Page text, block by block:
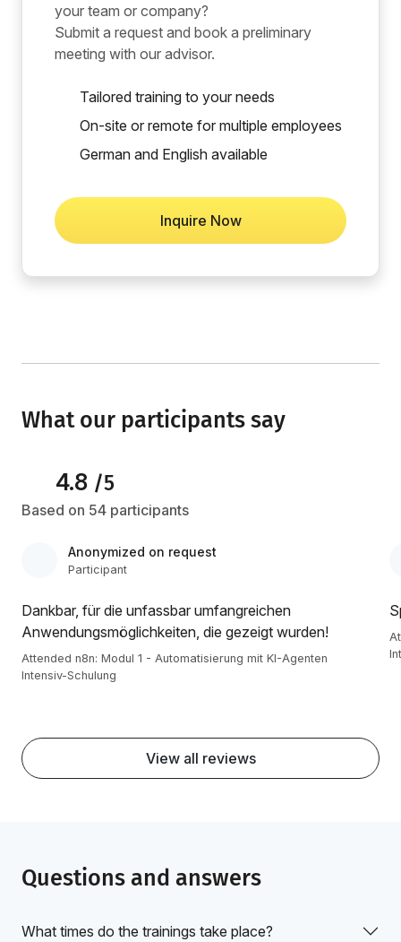
your team or company?
Submit a request and book a preliminary
meeting with our advisor.
Tailored training to your needs
On-site or remote for multiple employees
German and English available
Inquire Now
What our participants say
4.8/5
Based on 54 participants
Anonymized on request
Participant
Dankbar, für die unfassbar umfangreichen
Anwendungsmöglichkeiten, die gezeigt wurden!
Attended n8n: Modul 1 - Automatisierung mit KI-Agenten
Intensiv-Schulung
View all reviews
Questions and answers
What times do the trainings take place?